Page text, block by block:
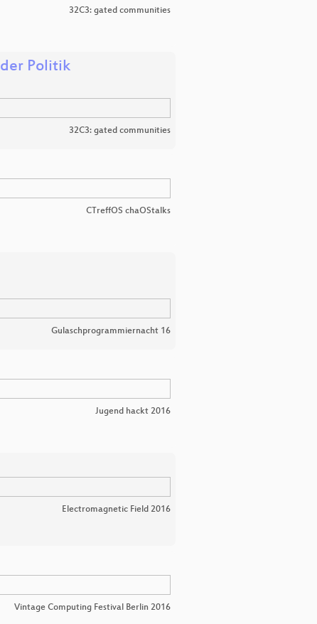
32C3: gated communities
der Politik
32C3: gated communities
CTreffOS chaOStalks
Gulaschprogrammiernacht 16
Jugend hackt 2016
Electromagnetic Field 2016
Vintage Computing Festival Berlin 2016